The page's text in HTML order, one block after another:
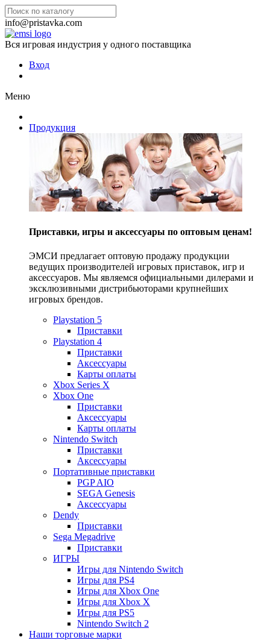
info@pristavka.com
Вся игровая индустрия у одного поставщика
Вход
Меню
Продукция
Приставки, игры и аксессуары по оптовым ценам!
ЭМСИ предлагает оптовую продажу продукции
ведущих производителей игровых приставок, игр и
аксессуаров. Мы являемся официальными дилерами и
эксклюзивными дистрибьюторами крупнейших
игровых брендов.
Playstation 5
Приставки
Playstation 4
Приставки
Аксессуары
Карты оплаты
Xbox Series X
Xbox One
Приставки
Аксессуары
Карты оплаты
Nintendo Switch
Приставки
Аксессуары
Портативные приставки
PGP AIO
SEGA Genesis
Аксессуары
Dendy
Приставки
Sega Megadrive
Приставки
ИГРЫ
Игры для Nintendo Switch
Игры для PS4
Игры для Xbox One
Игры для Xbox X
Игры для PS5
Nintendo Switch 2
Наши торговые марки